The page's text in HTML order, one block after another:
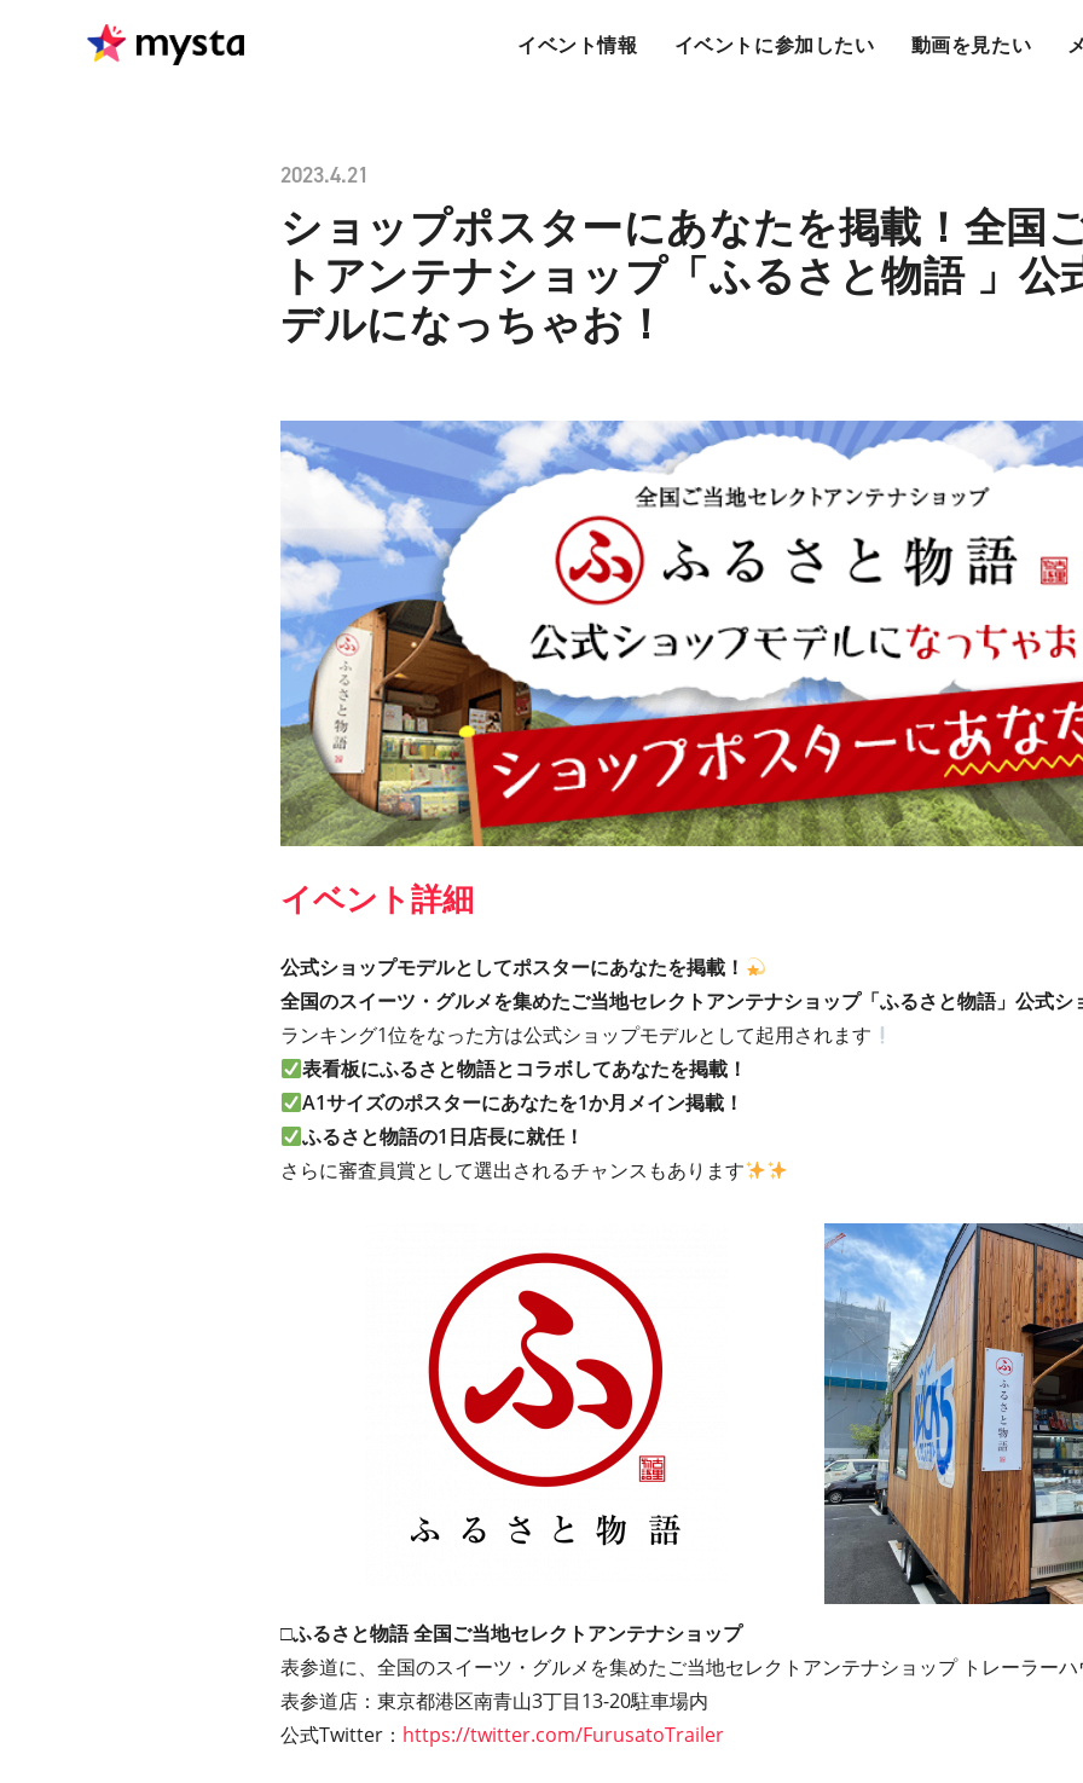
イベント情報 イベントに参加したい 動画を見たい
2023.4.21
ショップポスターにあなたを掲載！全国
トアンテナショップ「ふるさと物語 」公
デルになっちゃお！
イベント詳細
公式ショップモデルとしてポスターにあなたを掲載！
全国のスイーツ・グルメを集めたご当地セレクトアンテナショップ「ふるさと物語」公式
ランキング1位をなった方は公式ショップモデルとして起用されます
表看板にふるさと物語とコラボしてあなたを掲載！
A1サイズのポスターにあなたを1か月メイン掲載！
ふるさと物語の1日店長に就任！
さらに審査員賞として選出されるチャンスもあります
□ふるさと物語 全国ご当地セレクトアンテナショップ
表参道に、全国のスイーツ・グルメを集めたご当地セレクトアンテナショップ トレーラーハ
表参道店：東京都港区南青山3丁目13-20駐車場内
公式Twitter： https://twitter.com/FurusatoTrailer